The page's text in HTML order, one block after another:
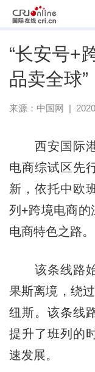
“长安号+
品卖全球”
来源： 中国网 |
西安国际港
电商综试区先
新，依托中欧
列+跨境电商的
电商特色之路。
该条线路始
果斯离境，绕
纽斯。该条线
提升了班列的
速发展。